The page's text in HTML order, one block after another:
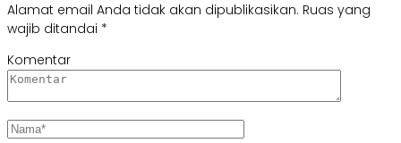
Alamat email Anda tidak akan dipublikasikan. Ruas yang
wajib ditandai *
Komentar